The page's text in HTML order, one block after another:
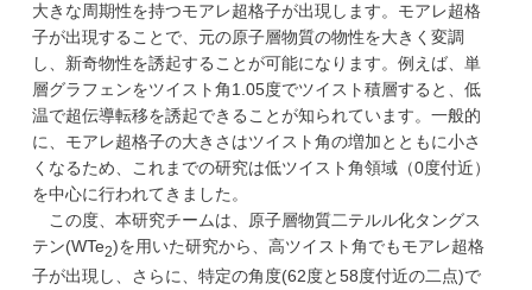
大きな周期性を持つモアレ超格子が出現します。モアレ超格
子が出現することで、元の原子層物質の物性を大きく変調
し、新奇物性を誘起することが可能になります。例えば、単
層グラフェンをツイスト角1.05度でツイスト積層すると、低
温で超伝導転移を誘起できることが知られています。一般的
に、モアレ超格子の大きさはツイスト角の増加とともに小さ
くなるため、これまでの研究は低ツイスト角領域（0度付近）
を中心に行われてきました。
この度、本研究チームは、原子層物質二テルル化タングス
テン(WTe2)を用いた研究から、高ツイスト角でもモアレ超格
子が出現し、さらに、特定の角度(62度と58度付近の二点)で